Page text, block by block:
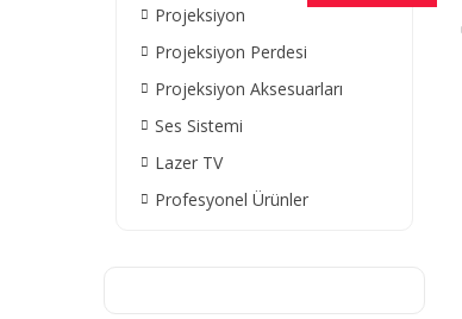
Projeksiyon
Projeksiyon Perdesi
Projeksiyon Aksesuarları
Ses Sistemi
Lazer TV
Profesyonel Ürünler